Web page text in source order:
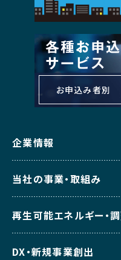
お申込み者別
企業情報
当社の事業・取組み
再生可能エネルギー・
DX・新規事業創出